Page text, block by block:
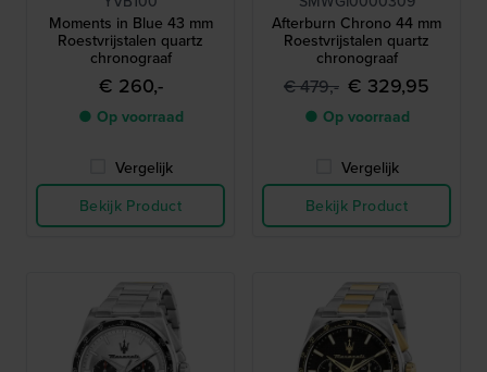
Moments in Blue 43 mm
Roestvrijstalen quartz
chronograaf
€ 260,-
● Op voorraad
Vergelijk
Bekijk Product
Afterburn Chrono 44 mm
Roestvrijstalen quartz
chronograaf
€ 479,- € 329,95
● Op voorraad
Vergelijk
Bekijk Product